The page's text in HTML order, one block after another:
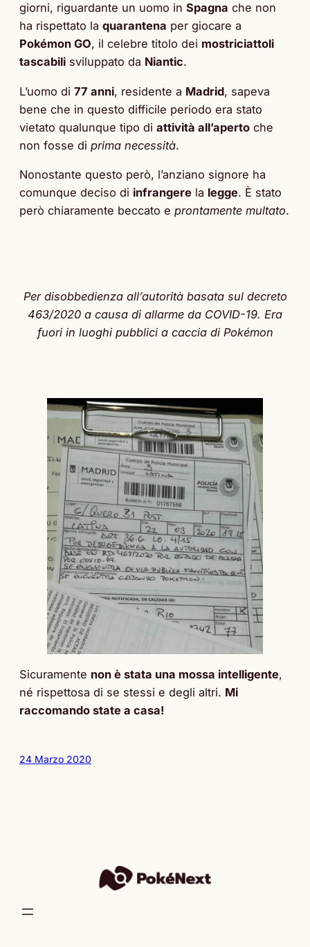
giorni, riguardante un uomo in Spagna che non
ha rispettato la quarantena per giocare a
Pokémon GO, il celebre titolo dei mostriciattoli
tascabili sviluppato da Niantic.
L’uomo di 77 anni, residente a Madrid, sapeva
bene che in questo difficile periodo era stato
vietato qualunque tipo di attività all’aperto che
non fosse di prima necessità.
Nonostante questo però, l’anziano signore ha
comunque deciso di infrangere la legge. È stato
però chiaramente beccato e prontamente multato.
Per disobbedienza all’autorità basata sul decreto
463/2020 a causa di allarme da COVID-19. Era
fuori in luoghi pubblici a caccia di Pokémon
Sicuramente non è stata una mossa intelligente,
né rispettosa di se stessi e degli altri. Mi
raccomando state a casa!
24 Marzo 2020